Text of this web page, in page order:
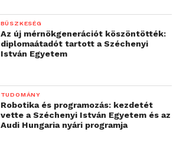
BÜSZKESÉG
Az új mérnökgenerációt köszöntötték:
diplomaátadót tartott a Széchenyi
István Egyetem
TUDOMÁNY
Robotika és programozás: kezdetét
vette a Széchenyi István Egyetem és az
Audi Hungaria nyári programja